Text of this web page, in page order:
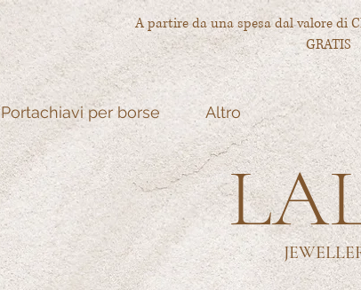
A partire da una spesa dal valore di
GRATIS
Portachiavi per borse Altro